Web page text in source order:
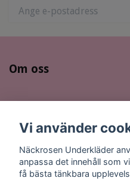
Om oss
Sociala medier
Vi använder
Näckrosen Underkläder
anpassa det innehåll som
få bästa tänkbara